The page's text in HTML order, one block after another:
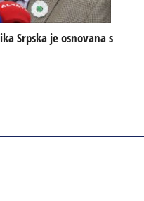
Srpska je osnovana s